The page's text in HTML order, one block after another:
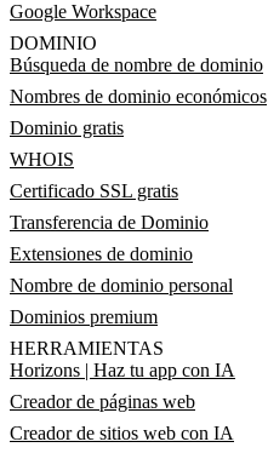
Google Workspace
DOMINIO
Búsqueda de nombre de dominio
Nombres de dominio económicos
Dominio gratis
WHOIS
Certificado SSL gratis
Transferencia de Dominio
Extensiones de dominio
Nombre de dominio personal
Dominios premium
HERRAMIENTAS
Horizons | Haz tu app con IA
Creador de páginas web
Creador de sitios web con IA